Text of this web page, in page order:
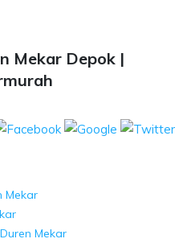
Mekar Depok |
Mekar
Mekar